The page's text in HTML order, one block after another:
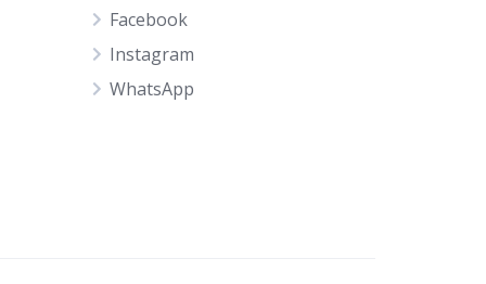
Facebook
Instagram
WhatsApp